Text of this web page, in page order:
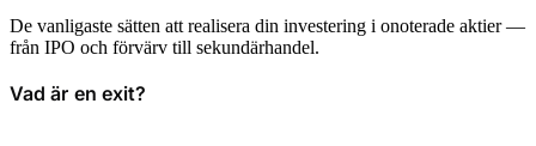
De vanligaste sätten att realisera din investering i onoterade aktier —
från IPO och förvärv till sekundärhandel.
Vad är en exit?